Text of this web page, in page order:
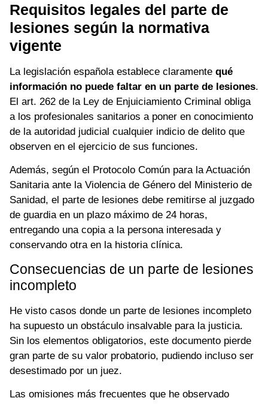
Requisitos legales del parte de
lesiones según la normativa
vigente
La legislación española establece claramente qué
información no puede faltar en un parte de lesiones.
El art. 262 de la Ley de Enjuiciamiento Criminal obliga
a los profesionales sanitarios a poner en conocimiento
de la autoridad judicial cualquier indicio de delito que
observen en el ejercicio de sus funciones.
Además, según el Protocolo Común para la Actuación
Sanitaria ante la Violencia de Género del Ministerio de
Sanidad, el parte de lesiones debe remitirse al juzgado
de guardia en un plazo máximo de 24 horas,
entregando una copia a la persona interesada y
conservando otra en la historia clínica.
Consecuencias de un parte de lesiones
incompleto
He visto casos donde un parte de lesiones incompleto
ha supuesto un obstáculo insalvable para la justicia.
Sin los elementos obligatorios, este documento pierde
gran parte de su valor probatorio, pudiendo incluso ser
desestimado por un juez.
Las omisiones más frecuentes que he observado